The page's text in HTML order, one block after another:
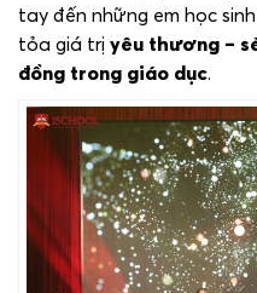
tay đến những em học
tỏa giá trị yêu thương –
đồng trong giáo dục.